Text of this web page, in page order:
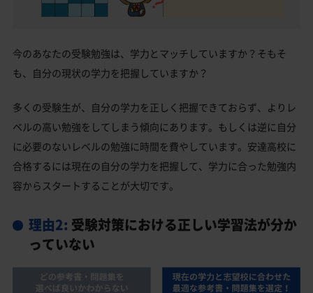
今のあなたの受験勉強は、学力とマッチしていますか？そもそ
も、自分の現状の学力を把握していますか？
多くの受験生が、自分の学力を正しく把握できておらず、よりレ
ベルの高い勉強をしてしまう傾向にあります。もしくは逆に自分
に必要のないレベルの勉強に時間を費やしています。安達高校に
合格するには現在の自分の学力を把握して、学力に合った勉強内
容からスタートすることが大切です。
理由2: 受験対策における正しい学習法が分か
っていない